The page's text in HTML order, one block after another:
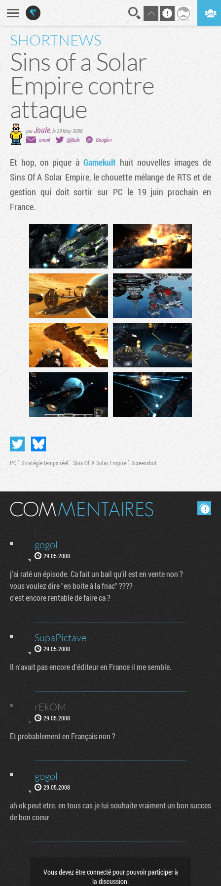
SHORTNEWS
Sins of a Solar
Empire contre
attaque
parJoule,le 29 May 2008
email
@j0ule Google+
Et hop, on pique à Gamekulthuit nouvelles images de
Sins Of A Solar Empire, le chouette mélange de RTS et de
gestion qui doit sortir sur PC le 19 juin prochain en
France.
PC Stratégie temps réel Sins Of A Solar Empire Screenshot
Masquer les commentaires lus.
gogol
29.05.2008
j'ai raté un épisode. Ca fait un bail qu'il est en vente non ?
vous voulez dire "en boite à la fnac" ????
c'est encore rentable de faire ca ?
SupaPictave
29.05.2008
Il n'avait pas encore d'éditeur en France il me semble.
rEkOM
29.05.2008
Et probablement en Français non ?
gogol
29.05.2008
ah ok peut etre. en tous cas je lui souhaite vraiment un bon succes
de bon coeur
Vous devez être connecté pour pouvoir participer à
la discussion.
Tribune